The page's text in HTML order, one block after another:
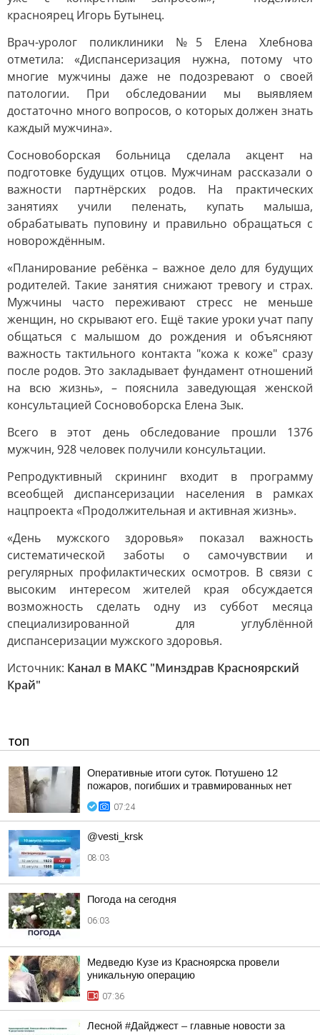
красноярец Игорь Бутынец.
Врач-уролог поликлиники №5 Елена Хлебнова
отметила: «Диспансеризация нужна, потому что
многие мужчины даже не подозревают о своей
патологии. При обследовании мы выявляем
достаточно много вопросов, о которых должен знать
каждый мужчина».
Сосновоборская больница сделала акцент на
подготовке будущих отцов. Мужчинам рассказали о
важности партнёрских родов. На практических
занятиях учили пеленать, купать малыша,
обрабатывать пуповину и правильно обращаться с
новорождённым.
«Планирование ребёнка – важное дело для будущих
родителей. Такие занятия снижают тревогу и страх.
Мужчины часто переживают стресс не меньше
женщин, но скрывают его. Ещё такие уроки учат папу
общаться с малышом до рождения и объясняют
важность тактильного контакта "кожа к коже" сразу
после родов. Это закладывает фундамент отношений
на всю жизнь», – пояснила заведующая женской
консультацией Сосновоборска Елена Зык.
Всего в этот день обследование прошли 1376
мужчин, 928 человек получили консультации.
Репродуктивный скрининг входит в программу
всеобщей диспансеризации населения в рамках
нацпроекта «Продолжительная и активная жизнь».
«День мужского здоровья» показал важность
систематической заботы о самочувствии и
регулярных профилактических осмотров. В связи с
высоким интересом жителей края обсуждается
возможность сделать одну из суббот месяца
специализированной для углублённой
диспансеризации мужского здоровья.
Источник: Канал в МАКС "Минздрав Красноярский
Край"
ТОП
Оперативные итоги суток. Потушено 12
пожаров, погибших и травмированных нет
07:24
@vesti_krsk
08:03
Погода на сегодня
06:03
Медведю Кузе из Красноярска провели
уникальную операцию
07:36
Лесной #Дайджест – главные новости за